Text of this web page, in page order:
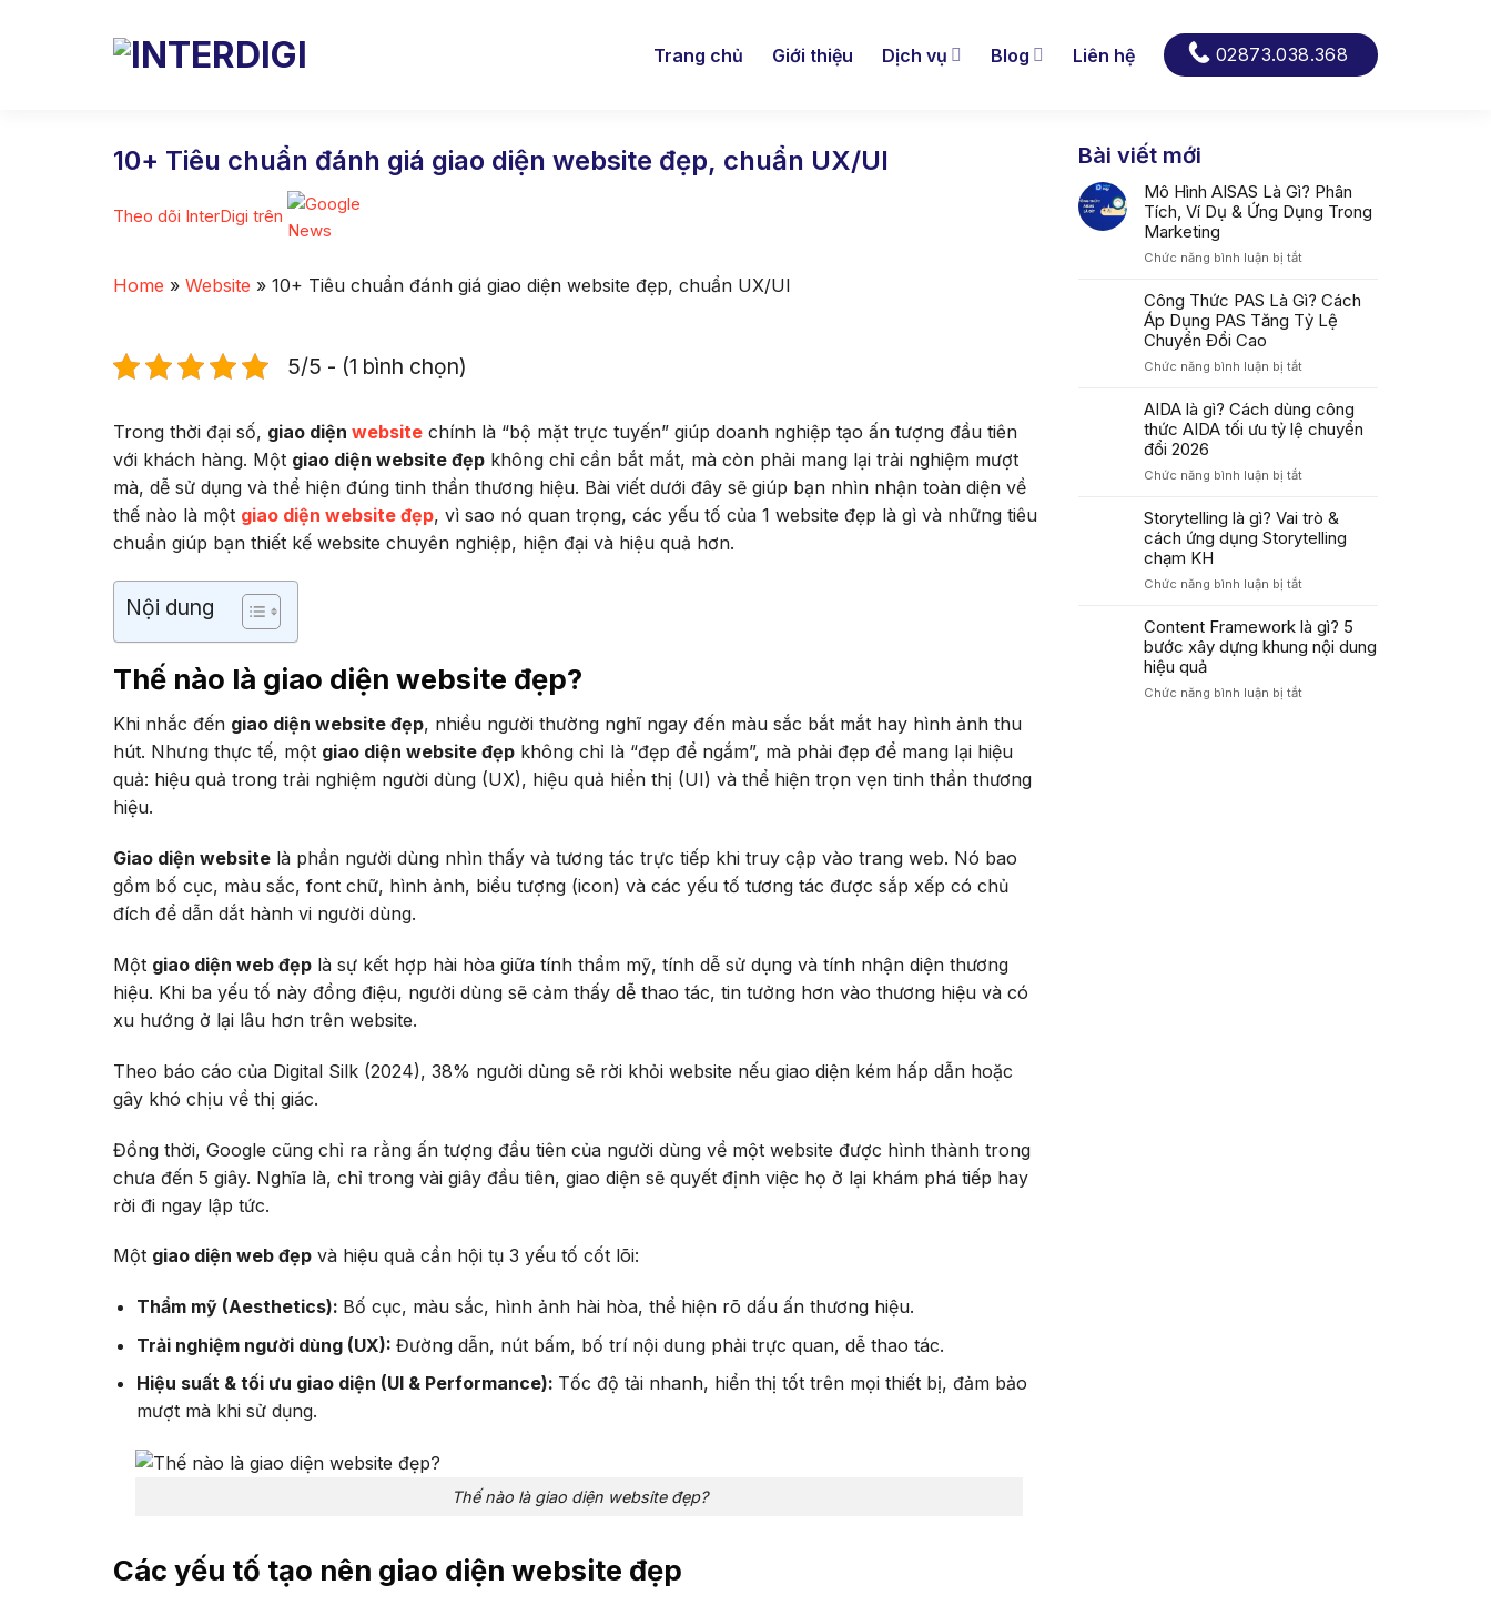
Trang chủ Giới thiệu Dịch vụ Blog Liên hệ 02873.038.368
10+ Tiêu chuẩn đánh giá giao diện website đẹp, chuẩn UX/UI
Theo dõi InterDigi trên
Home » Website » 10+ Tiêu chuẩn đánh giá giao diện website đẹp, chuẩn UX/UI
5/5 - (1 bình chọn)
Trong thời đại số, giao diện website chính là “bộ mặt trực tuyến” giúp doanh nghiệp tạo ấn tượng đầu tiên
với khách hàng. Một giao diện website đẹp không chỉ cần bắt mắt, mà còn phải mang lại trải nghiệm mượt
mà, dễ sử dụng và thể hiện đúng tinh thần thương hiệu. Bài viết dưới đây sẽ giúp bạn nhìn nhận toàn diện về
thế nào là một giao diện website đẹp, vì sao nó quan trọng, các yếu tố của 1 website đẹp là gì và những tiêu
chuẩn giúp bạn thiết kế website chuyên nghiệp, hiện đại và hiệu quả hơn.
Nội dung
Thế nào là giao diện website đẹp?
Khi nhắc đến giao diện website đẹp, nhiều người thường nghĩ ngay đến màu sắc bắt mắt hay hình ảnh thu
hút. Nhưng thực tế, một giao diện website đẹp không chỉ là “đẹp để ngắm”, mà phải đẹp để mang lại hiệu
quả: hiệu quả trong trải nghiệm người dùng (UX), hiệu quả hiển thị (UI) và thể hiện trọn vẹn tinh thần thương
hiệu.
Giao diện website là phần người dùng nhìn thấy và tương tác trực tiếp khi truy cập vào trang web. Nó bao
gồm bố cục, màu sắc, font chữ, hình ảnh, biểu tượng (icon) và các yếu tố tương tác được sắp xếp có chủ
đích để dẫn dắt hành vi người dùng.
Một giao diện web đẹp là sự kết hợp hài hòa giữa tính thẩm mỹ, tính dễ sử dụng và tính nhận diện thương
hiệu. Khi ba yếu tố này đồng điệu, người dùng sẽ cảm thấy dễ thao tác, tin tưởng hơn vào thương hiệu và có
xu hướng ở lại lâu hơn trên website.
Theo báo cáo của Digital Silk (2024), 38% người dùng sẽ rời khỏi website nếu giao diện kém hấp dẫn hoặc
gây khó chịu về thị giác.
Đồng thời, Google cũng chỉ ra rằng ấn tượng đầu tiên của người dùng về một website được hình thành trong
chưa đến 5 giây. Nghĩa là, chỉ trong vài giây đầu tiên, giao diện sẽ quyết định việc họ ở lại khám phá tiếp hay
rời đi ngay lập tức.
Một giao diện web đẹp và hiệu quả cần hội tụ 3 yếu tố cốt lõi:
Thẩm mỹ (Aesthetics): Bố cục, màu sắc, hình ảnh hài hòa, thể hiện rõ dấu ấn thương hiệu.
Trải nghiệm người dùng (UX): Đường dẫn, nút bấm, bố trí nội dung phải trực quan, dễ thao tác.
Hiệu suất & tối ưu giao diện (UI & Performance): Tốc độ tải nhanh, hiển thị tốt trên mọi thiết bị, đảm bảo
mượt mà khi sử dụng.
Thế nào là giao diện website đẹp?
Các yếu tố tạo nên giao diện website đẹp
Bài viết mới
Mô Hình AISAS Là Gì? Phân
Tích, Ví Dụ & Ứng Dụng Trong
Marketing
Chức năng bình luận bị tắtở
Hình
AISAS
Là
Phân
Ví
Dụ
Dụng
Marketing
Công Thức PAS Là Gì? Cách
Áp Dụng PAS Tăng Tỷ Lệ
Chuyển Đổi Cao
Chức năng bình luận bị tắtở
Thức
PAS
Cách
Dụng
PAS
Lệ
Đổi
Cao
AIDA là gì? Cách dùng công
thức AIDA tối ưu tỷ lệ chuyển
đổi 2026
Chức năng bình luận bị tắtở
là
gì?
công
AIDA
tối
lệ
Storytelling là gì? Vai trò &
cách ứng dụng Storytelling
chạm KH
Chức năng bình luận bị tắtở
là
gì?
Vai
&
Content Framework là gì? 5
bước xây dựng khung nội dung
hiệu quả
Chức năng bình luận bị tắtở